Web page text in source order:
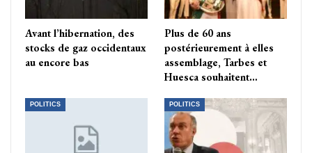
Avant l’hibernation, des
stocks de gaz occidentaux
au encore bas
Plus de 60 ans
postérieurement à elles
assemblage, Tarbes et
Huesca souhaitent…
POLITICS POLITICS